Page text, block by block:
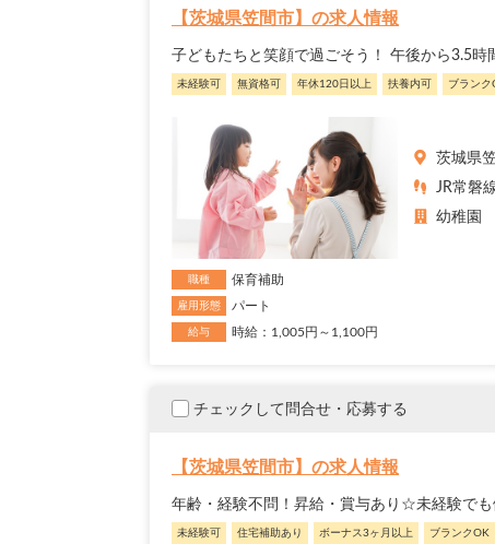
【茨城県笠間市】の求人情報
子どもたちと笑顔で過ごそう！ 午後から3.5時
未経験可 無資格可 年休120日以上 扶養内可 ブランク
茨城県
JR常磐
幼稚園
職種 保育補助
雇用形態 パート
給与 時給：1,005円～1,100円
チェックして問合せ・応募する
【茨城県笠間市】の求人情報
年齢・経験不問！昇給・賞与あり☆未経験で
未経験可 住宅補助あり ボーナス3ヶ月以上 ブランクOK